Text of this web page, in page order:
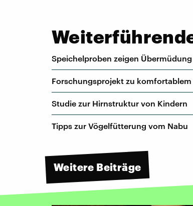
Speichelproben zeigen Übermüdung
Forschungsprojekt zu
Studie zur Hirnstruktur von Kindern
Tipps zur Vögelfütterung vom Nabu
Weitere Beiträge